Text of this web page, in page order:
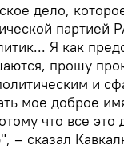
дело,
партией
Я как
прошу
и
мое доброе
что все
– сказал